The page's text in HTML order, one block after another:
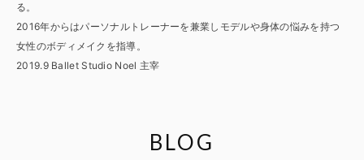
る。
2016年からはパーソナルトレーナーを兼業しモデルや身体の悩みを持つ
女性のボディメイクを指導。
2019.9 Ballet Studio Noel 主宰
BLOG